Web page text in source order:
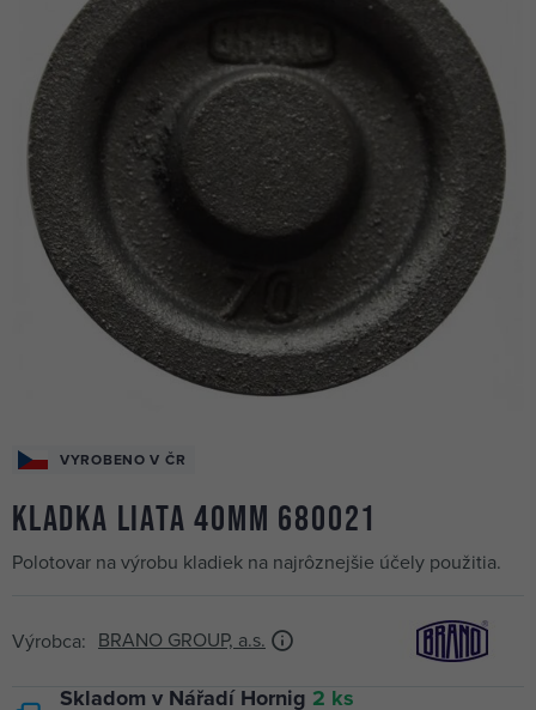
VYROBENO V ČR
kladka liata 40mm 680021
Polotovar na výrobu kladiek na najrôznejšie účely použitia.
Výrobca: BRANO GROUP, a.s.
Skladom v Nářadí Hornig 2 ks